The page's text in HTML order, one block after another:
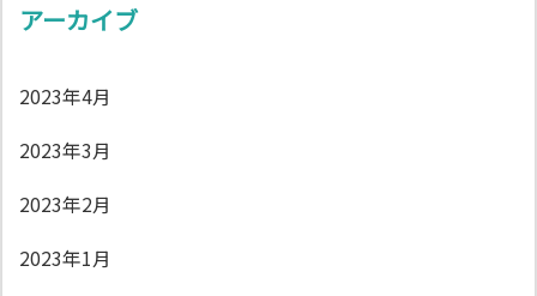
アーカイブ
2023年4月
2023年3月
2023年2月
2023年1月